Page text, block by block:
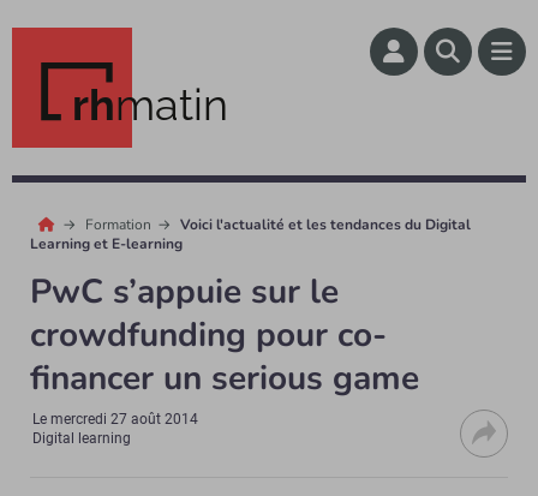
rhmatin
Formation
Voici l'actualité et les tendances du Digital
Learning et E-learning
PwC s’appuie sur le
crowdfunding pour co-
financer un serious game
Lemercredi 27 août 2014
Digital learning